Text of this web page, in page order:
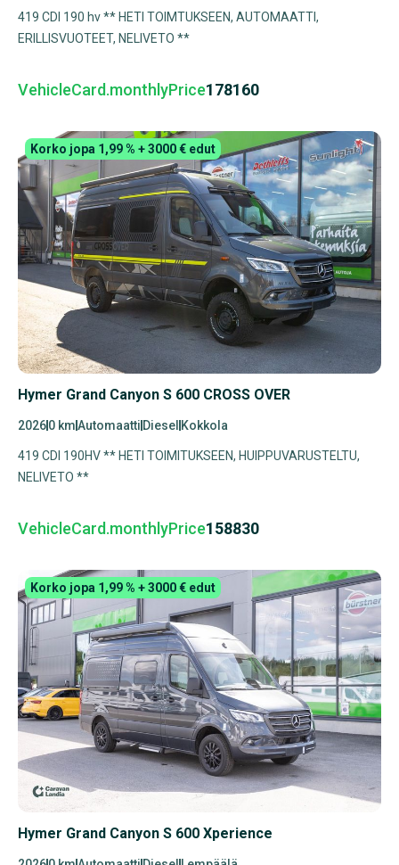
419 CDI 190 hv ** HETI TOIMTUKSEEN, AUTOMAATTI,
ERILLISVUOTEET, NELIVETO **
VehicleCard.monthlyPrice178160
Korko jopa 1,99 % + 3000 € edut
Hymer Grand Canyon S 600 CROSS OVER
20260 kmAutomaatti Diesel Kokkola
419 CDI 190HV ** HETI TOIMITUKSEEN, HUIPPUVARUSTELTU,
NELIVETO **
VehicleCard.monthlyPrice158830
Korko jopa 1,99 % + 3000 € edut
Hymer Grand Canyon S 600 Xperience